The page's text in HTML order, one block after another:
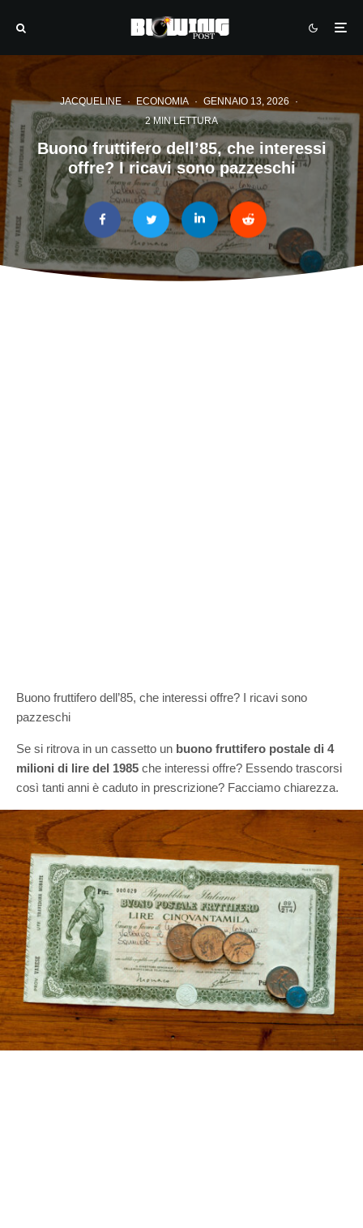
JACQUELINE · ECONOMIA · GENNAIO 13, 2026
·
2 MIN LETTURA
Buono fruttifero dell’85, che interessi
offre? I ricavi sono pazzeschi
Buono fruttifero dell’85, che interessi offre? I ricavi sono
pazzeschi
Se si ritrova in un cassetto un buono fruttifero postale di 4
milioni di lire del 1985 che interessi offre? Essendo trascorsi
così tanti anni è caduto in prescrizione? Facciamo chiarezza.